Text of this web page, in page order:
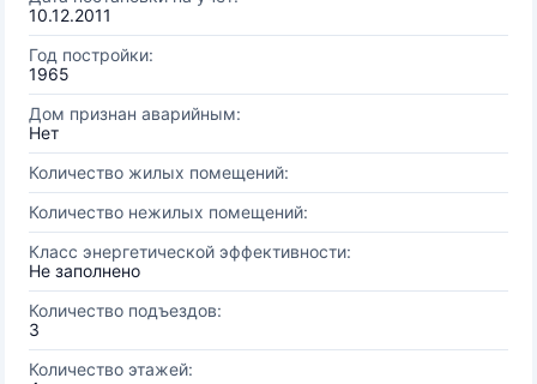
10.12.2011
Год постройки:
1965
Дом признан аварийным:
Нет
Количество жилых помещений:
Количество нежилых помещений:
Класс энергетической эффективности:
Не заполнено
Количество подъездов:
3
Количество этажей: